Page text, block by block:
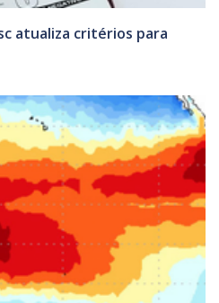
atualiza critérios para